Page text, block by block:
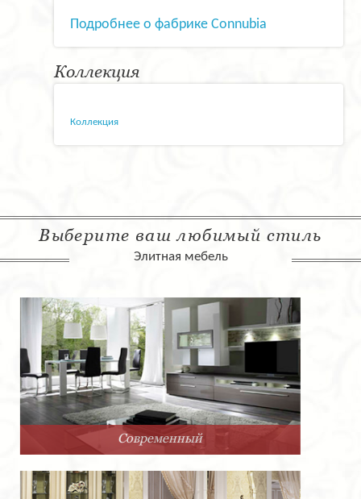
Подробнее о фабрике Connubia
Коллекция
Коллекция
Выберите ваш любимый стиль
Элитная мебель
Арт-Деко